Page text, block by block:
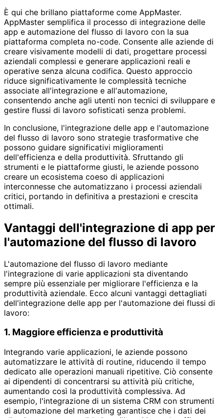
È qui che brillano piattaforme come AppMaster.
AppMaster semplifica il processo di integrazione delle
app e automazione del flusso di lavoro con la sua
piattaforma completa no-code. Consente alle aziende di
creare visivamente modelli di dati, progettare processi
aziendali complessi e generare applicazioni reali e
operative senza alcuna codifica. Questo approccio
riduce significativamente le complessità tecniche
associate all'integrazione e all'automazione,
consentendo anche agli utenti non tecnici di sviluppare e
gestire flussi di lavoro sofisticati senza problemi.
In conclusione, l'integrazione delle app e l'automazione
del flusso di lavoro sono strategie trasformative che
possono guidare significativi miglioramenti
dell'efficienza e della produttività. Sfruttando gli
strumenti e le piattaforme giusti, le aziende possono
creare un ecosistema coeso di applicazioni
interconnesse che automatizzano i processi aziendali
critici, portando in definitiva a prestazioni e crescita
ottimali.
Vantaggi dell'integrazione di app per
l'automazione del flusso di lavoro
L'automazione del flusso di lavoro mediante
l'integrazione di varie applicazioni sta diventando
sempre più essenziale per migliorare l'efficienza e la
produttività aziendale. Ecco alcuni vantaggi dettagliati
dell'integrazione delle app per l'automazione dei flussi di
lavoro:
1. Maggiore efficienza e produttività
Integrando varie applicazioni, le aziende possono
automatizzare le attività di routine, riducendo il tempo
dedicato alle operazioni manuali ripetitive. Ciò consente
ai dipendenti di concentrarsi su attività più critiche,
aumentando così la produttività complessiva. Ad
esempio, l'integrazione di un sistema CRM con strumenti
di automazione del marketing garantisce che i dati dei